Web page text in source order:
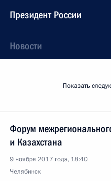
Президент России
Новости
Показать
Форум
и Казахстана
9 ноября 2017 года, 18:40
Челябинск